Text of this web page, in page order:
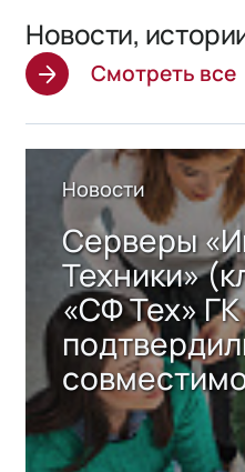
Новости,
Смотреть все
Новости
Серверы
Техники»
«СФ Тех»
решением
Storage 2.x